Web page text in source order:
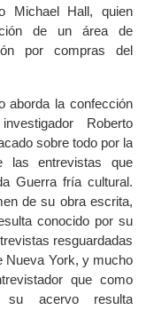
Michael Hall, quien
de un área de
por compras del
aborda la confección
Roberto
sobre todo por la
las entrevistas que
Guerra fría cultural.
de su obra escrita,
conocido por su
resguardadas
Nueva York, y mucho
que como
su acervo resulta